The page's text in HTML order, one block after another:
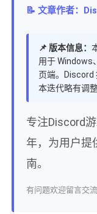
📝 文章作者：
📌 版本信息：
用于 Windows
页端。Discord
本迭代略有调整
专注Discord
年，为用户提
南。
有问题欢迎留言交